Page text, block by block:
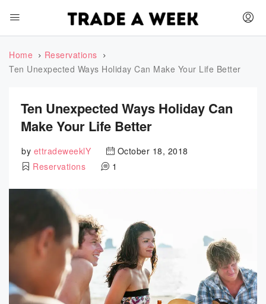
Home
Reservations
Ten Unexpected Ways Holiday Can Make Your Life Better
Ten Unexpected Ways Holiday Can
Make Your Life Better
by ettradeweeklY
October 18, 2018
Reservations
1